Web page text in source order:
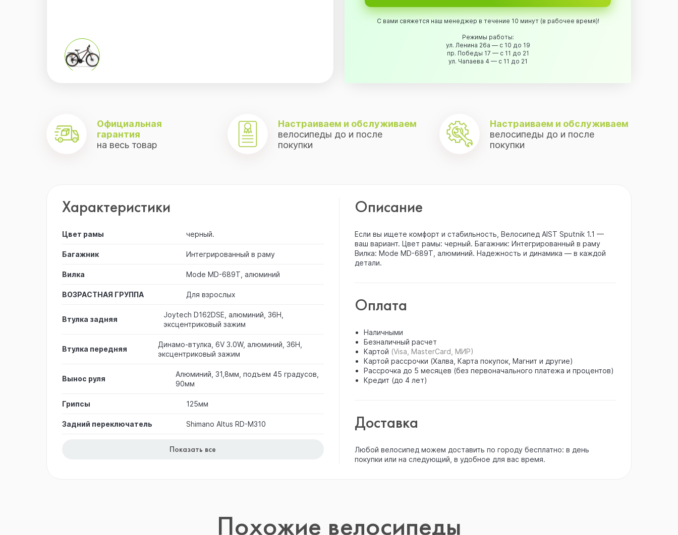
С вами свяжется наш менеджер в течение 10 минут (в рабочее время)!
Режимы работы:
ул. Ленина 26а — с 10 до 19
пр. Победы 17 — с 11 до 21
ул. Чапаева 4 — с 11 до 21
Официальная
гарантия
на весь товар
Настраиваем и обслуживаем
велосипеды до и после
покупки
Настраиваем и обслуживаем
велосипеды до и после
покупки
Характеристики
Цвет рамы черный.
Багажник Интегрированный в раму
Вилка Mode MD-689T, алюминий
ВОЗРАСТНАЯ ГРУППА Для взрослых
Втулка задняя
Joytech D162DSE, алюминий, 36H,
эксцентриковый зажим
Втулка передняя
Динамо-втулка, 6V 3.0W, алюминий, 36H,
эксцентриковый зажим
Вынос руля
Алюминий, 31,8мм, подъем 45 градусов,
90мм
Грипсы 125мм
Задний переключатель Shimano Altus RD-M310
Показать все
Описание
Если вы ищете комфорт и стабильность, Велосипед AIST Sputnik 1.1 —
ваш вариант. Цвет рамы: черный. Багажник: Интегрированный в раму
Вилка: Mode MD-689T, алюминий. Надежность и динамика — в каждой
детали.
Оплата
Наличными
Безналичный расчет
Картой (Visa, MasterCard, МИР)
Картой рассрочки (Халва, Карта покупок, Магнит и другие)
Рассрочка до 5 месяцев (без первоначального платежа и процентов)
Кредит (до 4 лет)
Доставка
Любой велосипед можем доставить по городу бесплатно: в день
покупки или на следующий, в удобное для вас время.
Похожие велосипеды